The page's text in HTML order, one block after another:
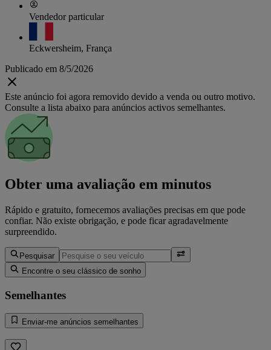
Vendedor particular
Eckwersheim, França
Publicado em 8/5/2026
Este anúncio foi agora removido devido a venda ou outro motivo.
Consulte a lista abaixo para anúncios activos semelhantes.
Obter uma avaliação em minutos
Rápido e gratuito, fornecemos avaliações precisas em que pode
confiar. Não existe obrigação, e pode ficar agradavelmente
surpreendido.
Pesquisar
Encontre o seu clássico de sonho
Semelhantes
Enviar-me anúncios semelhantes